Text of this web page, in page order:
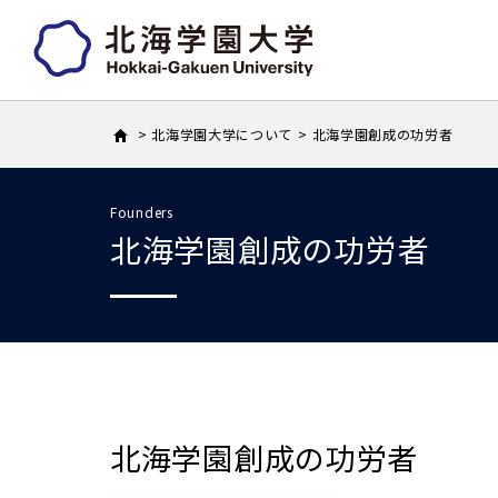
北海学園大学について 北海学園創成の功労者
北海学園創成の功労者
Founders
北海学園創成の功労者